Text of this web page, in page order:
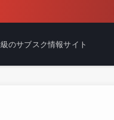
のサブスク情報サイト